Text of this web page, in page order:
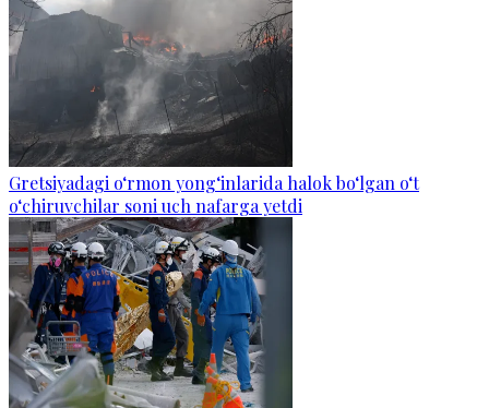
Gretsiyadagi o‘rmon yong‘inlarida halok bo‘lgan o‘t
o‘chiruvchilar soni uch nafarga yetdi